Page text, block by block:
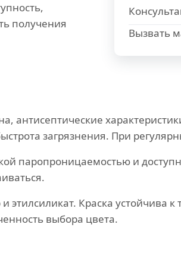
получения
Вызвать
антисептические
загрязнения. При
паропроницаемостью и
этилсиликат. Краска устойчива
выбора цвета.